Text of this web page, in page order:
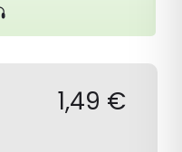
1,49 €